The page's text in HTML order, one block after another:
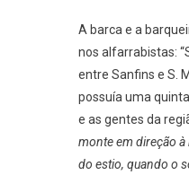
A barca e a
nos alfarrabistas:
entre Sanfins e S.
possuía uma
e as gentes da
monte em direção à
do estio, quando o